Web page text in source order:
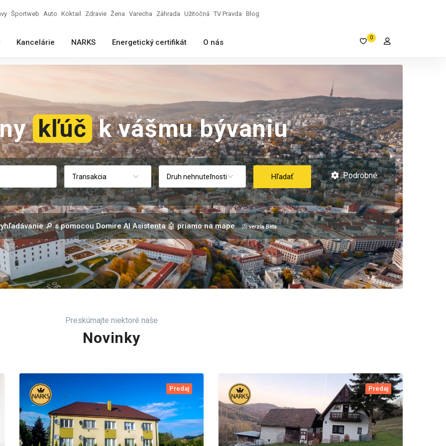
Športweb Auto Koktail Zdravie Žena Varecha Záhrada Užitočná TV Pravda Blog
Kancelárie NARKS Energetický certifikát O nás
0
kľúč k vášmu bývaniu
Transakcia Druh nehnuteľnosti Hľadať Podrobné
🔎 s pomocou Domire AI Asistenta 🤖 priamo na mape 📀 verzia Beta
Preskúmajte niektoré naše
Novinky
Predaj Predaj